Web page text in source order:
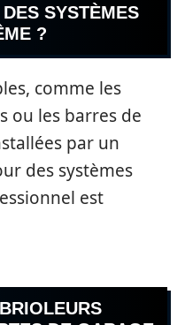
SYSTÈMES
?
comme les
ou les barres de
par un
des systèmes
est